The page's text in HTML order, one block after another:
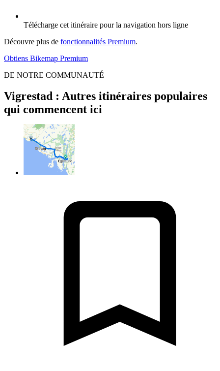
Télécharge cet itinéraire pour la navigation hors ligne
Découvre plus de fonctionnalités Premium.
Obtiens Bikemap Premium
DE NOTRE COMMUNAUTÉ
Vigrestad : Autres itinéraires populaires
qui commencent ici